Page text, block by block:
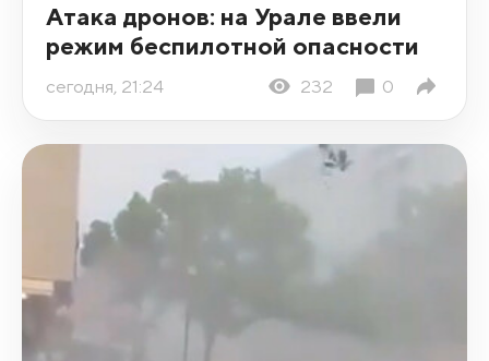
Атака дронов: на Урале ввели
режим беспилотной опасности
сегодня, 21:24 232 0